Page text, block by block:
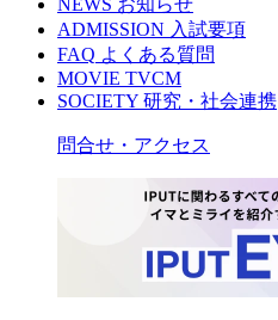
NEWS お知らせ
ADMISSION 入試要項
FAQ よくある質問
MOVIE TVCM
SOCIETY 研究・社会連携
問合せ・アクセス